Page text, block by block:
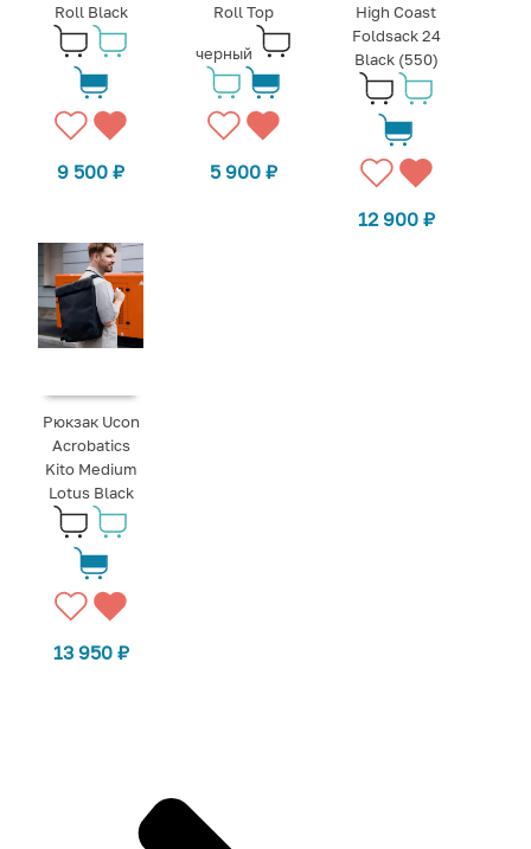
Roll Black
9 500₽
Roll Top
черный
5 900 ₽
High Coast
Foldsack 24
Black (550)
12 900 ₽
Рюкзак Ucon
Acrobatics
Kito Medium
Lotus Black
13 950 ₽